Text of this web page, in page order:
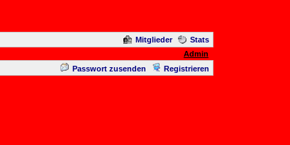
Mitglieder
Stats
Admin
Passwort zusenden Registrieren